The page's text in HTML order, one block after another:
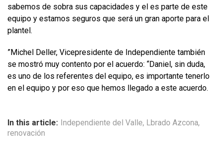
sabemos de sobra sus capacidades y el es parte de este
equipo y estamos seguros que será un gran aporte para el
plantel.
”Michel Deller, Vicepresidente de Independiente también
se mostró muy contento por el acuerdo: “Daniel, sin duda,
es uno de los referentes del equipo, es importante tenerlo
en el equipo y por eso que hemos llegado a este acuerdo.
In this article: Independiente del Valle, Lbrado Azcona,
renovación